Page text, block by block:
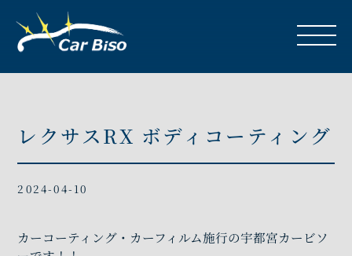
レクサスRX ボディコーティング
2024-04-10
カーコーティング・カーフィルム施行の宇都宮カービソ